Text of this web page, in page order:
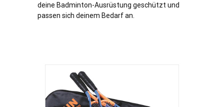
deine Badminton-Ausrüstung geschützt und
passen sich deinem Bedarf an.